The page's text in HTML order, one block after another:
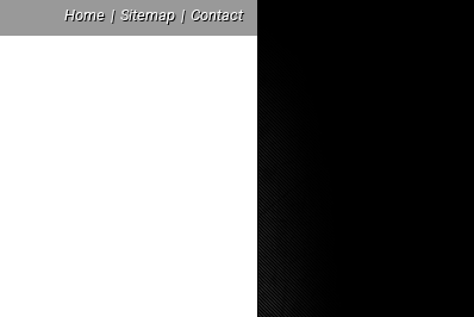
Home | Sitemap | Contact